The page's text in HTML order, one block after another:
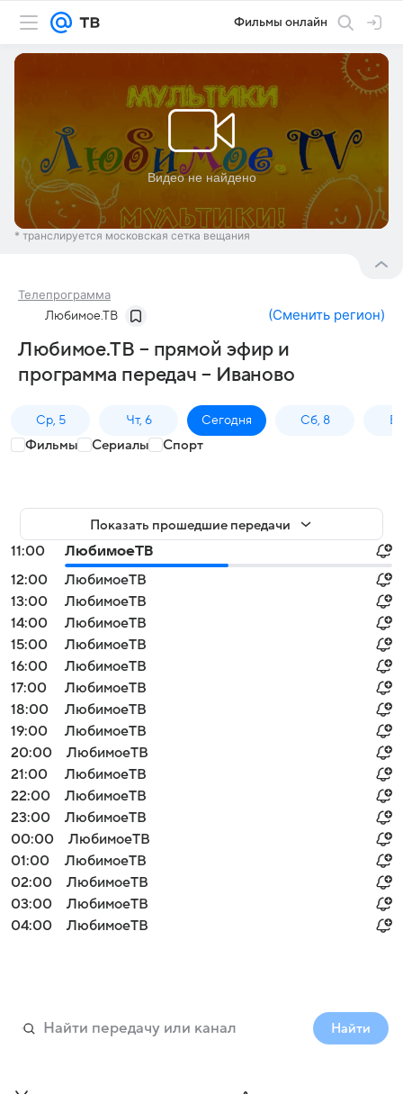
Фильмы онлайн
* транслируется московская сетка вещания
Телепрограмма
Любимое.ТВ (Сменить регион)
Любимое.ТВ – прямой эфир и
программа передач – Иваново
Ср, 5 Чт, 6 Сегодня Сб, 8
Фильмы Сериалы Спорт
Показать прошедшие передачи
11:00
ЛюбимоеТВ
12:00
ЛюбимоеТВ
13:00
ЛюбимоеТВ
14:00
ЛюбимоеТВ
15:00
ЛюбимоеТВ
16:00
ЛюбимоеТВ
17:00
ЛюбимоеТВ
18:00
ЛюбимоеТВ
19:00
ЛюбимоеТВ
20:00
ЛюбимоеТВ
21:00
ЛюбимоеТВ
22:00
ЛюбимоеТВ
23:00
ЛюбимоеТВ
00:00
ЛюбимоеТВ
01:00
ЛюбимоеТВ
02:00
ЛюбимоеТВ
03:00
ЛюбимоеТВ
04:00
ЛюбимоеТВ
Найти